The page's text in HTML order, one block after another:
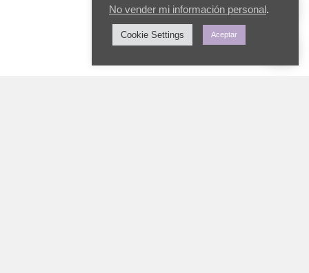
No vender mi información personal .
Cookie Settings Aceptar